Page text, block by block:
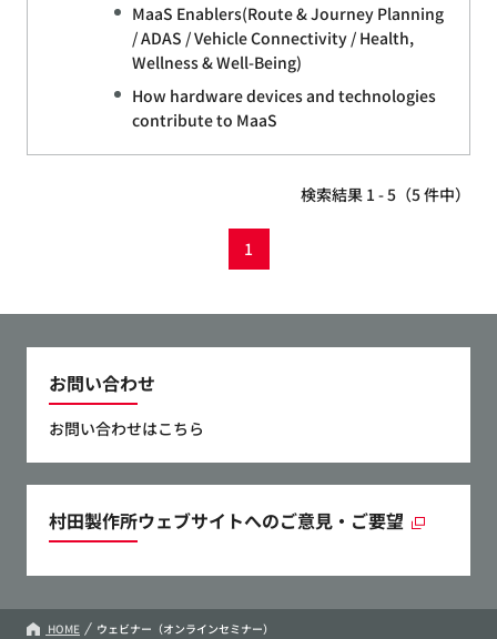
MaaS Enablers(Route & Journey Planning
/ ADAS / Vehicle Connectivity / Health,
Wellness & Well-Being)
How hardware devices and technologies
contribute to MaaS
検索結果 1 - 5（5 件中）
1
お問い合わせ
お問い合わせはこちら
村田製作所ウェブサイトへのご意見・ご要望
HOME ウェビナー（オンラインセミナー）